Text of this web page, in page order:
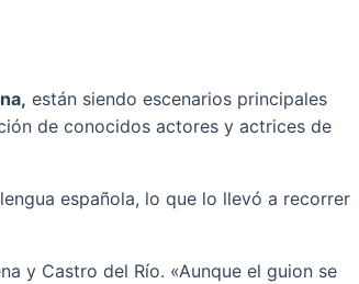
están siendo escenarios principales
de conocidos actores y actrices de
española, lo que lo llevó a recorrer
y Castro del Río. «Aunque el guion se